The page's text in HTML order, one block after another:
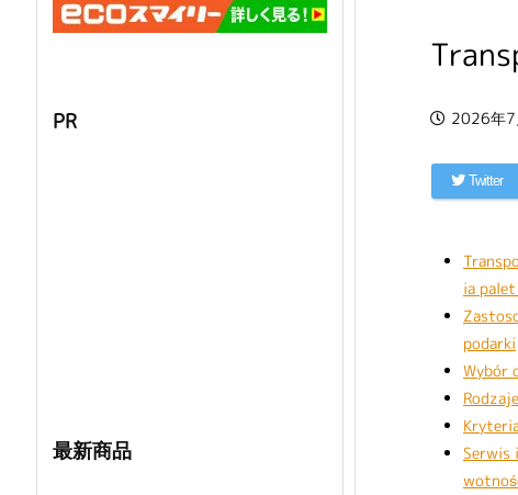
2026年7
Twitter
ia
podarki
Wybór
Serwis
PR
最新商品